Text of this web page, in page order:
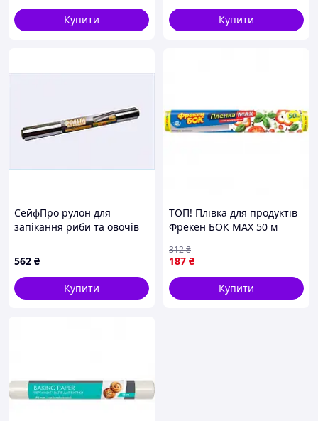
Купити
Купити
СейфПро рулон для
запікання риби та овочів
562 ₴
Купити
ТОП! Плівка для продуктів
Фрекен БОК MAX 50 м
187 ₴
312₴
Купити